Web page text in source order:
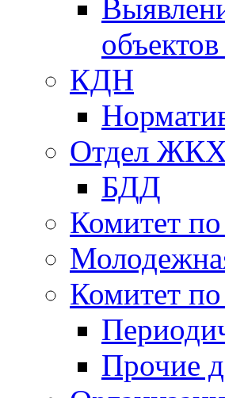
КДН
Отдел
БДД
Комитет
Комитет
Прочие